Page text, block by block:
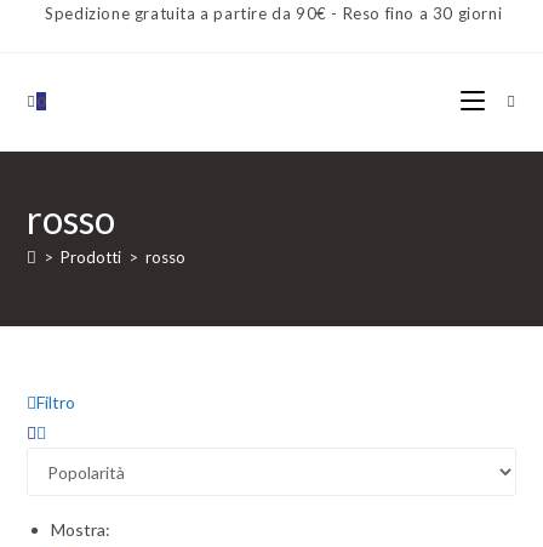
Spedizione gratuita a partire da 90€ - Reso fino a 30 giorni
0
rosso
> Prodotti > rosso
Filtro
Mostra: